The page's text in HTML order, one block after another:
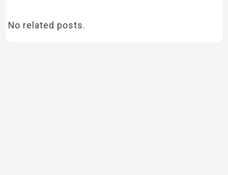
No related posts.